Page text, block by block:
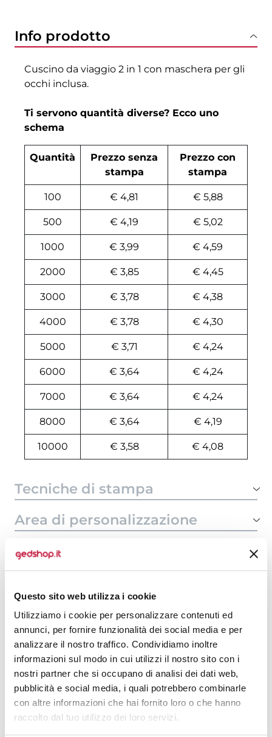
Questo sito web utilizza i cookie
Utilizziamo i cookie per personalizzare contenuti ed
annunci, per fornire funzionalità dei social media e per
analizzare il nostro traffico. Condividiamo inoltre
informazioni sul modo in cui utilizzi il nostro sito con i
nostri partner che si occupano di analisi dei dati web,
pubblicità e social media, i quali potrebbero combinarle
con altre informazioni che hai fornito loro o che hanno
raccolto dal tuo utilizzo dei loro servizi.
Info prodotto
Cuscino da viaggio 2 in 1 con maschera per gli
occhi inclusa.
Ti servono quantità diverse? Ecco uno
schema
Quantità
Prezzo senza
stampa
Prezzo con
stampa
100 € 4,81 € 5,88
500 € 4,19 € 5,02
1000 € 3,99 € 4,59
2000 € 3,85 € 4,45
3000 € 3,78 € 4,38
4000 € 3,78 € 4,30
5000 € 3,71 € 4,24
6000 € 3,64 € 4,24
7000 € 3,64 € 4,24
8000 € 3,64 € 4,19
10000 € 3,58 € 4,08
Tecniche di stampa
Area di personalizzazione
Domande e risposte
Prodotti alternativi